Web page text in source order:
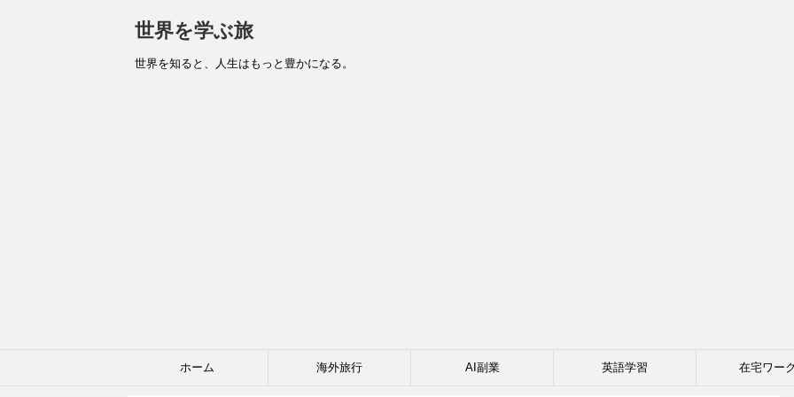
世界を学ぶ旅
世界を知ると、人生はもっと豊かになる。
ホーム 海外旅行 AI副業 英語学習 在宅ワー